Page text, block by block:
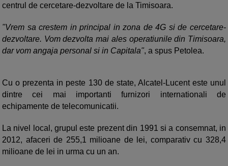
centrul de cercetare-dezvoltare de la Timisoara.
"Vrem sa crestem in principal in zona de 4G si de cercetare-
dezvoltare. Vom dezvolta mai ales operatiunile din Timisoara,
dar vom angaja personal si in Capitala", a spus Petolea.
Cu o prezenta in peste 130 de state, Alcatel-Lucent este unul
dintre cei mai importanti furnizori internationali de
echipamente de telecomunicatii.
La nivel local, grupul este prezent din 1991 si a consemnat, in
2012, afaceri de 255,1 milioane de lei, comparativ cu 328,4
milioane de lei in urma cu un an.